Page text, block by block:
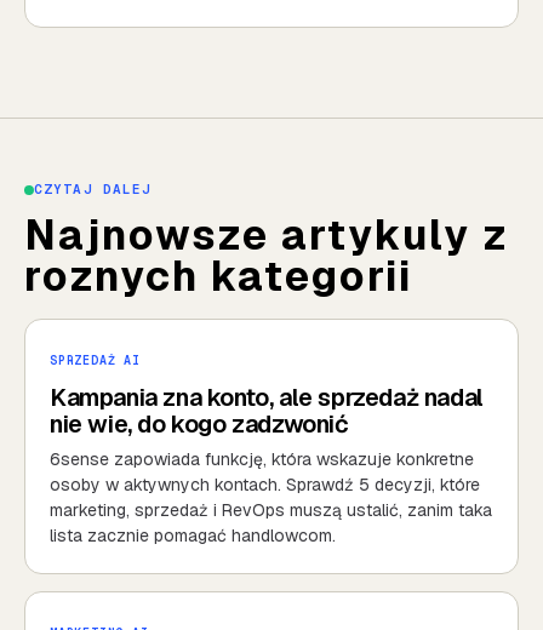
CZYTAJ DALEJ
Najnowsze artykuly z
roznych kategorii
SPRZEDAŻ AI
Kampania zna konto, ale sprzedaż nadal
nie wie, do kogo zadzwonić
6sense zapowiada funkcję, która wskazuje konkretne
osoby w aktywnych kontach. Sprawdź 5 decyzji, które
marketing, sprzedaż i RevOps muszą ustalić, zanim taka
lista zacznie pomagać handlowcom.